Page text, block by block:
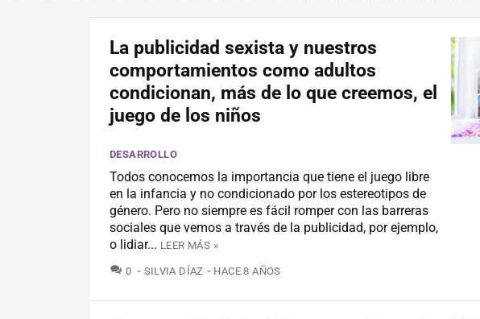
La publicidad sexista y nuestros
comportamientos como adultos
condicionan, más de lo que creemos, el
juego de los niños
DESARROLLO
Todos conocemos la importancia que tiene el juego libre
en la infancia y no condicionado por los estereotipos de
género. Pero no siempre es fácil romper con las barreras
sociales que vemos a través de la publicidad, por ejemplo,
o lidiar... LEER MÁS »
0 COMENTARIOS
SILVIA DÍAZ HACE 8 AÑOS